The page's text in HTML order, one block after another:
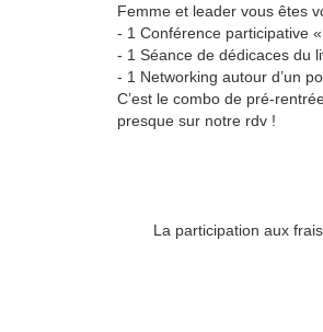
Femme et leader vous êtes
- 1 Conférence participative
- 1 Séance de dédicaces du
- 1 Networking autour d’un
C’est le combo de pré-
presque sur notre rdv !
La participation aux